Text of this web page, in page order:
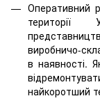
Оперативний
території
виробничо-
в наявності.
найкоротший